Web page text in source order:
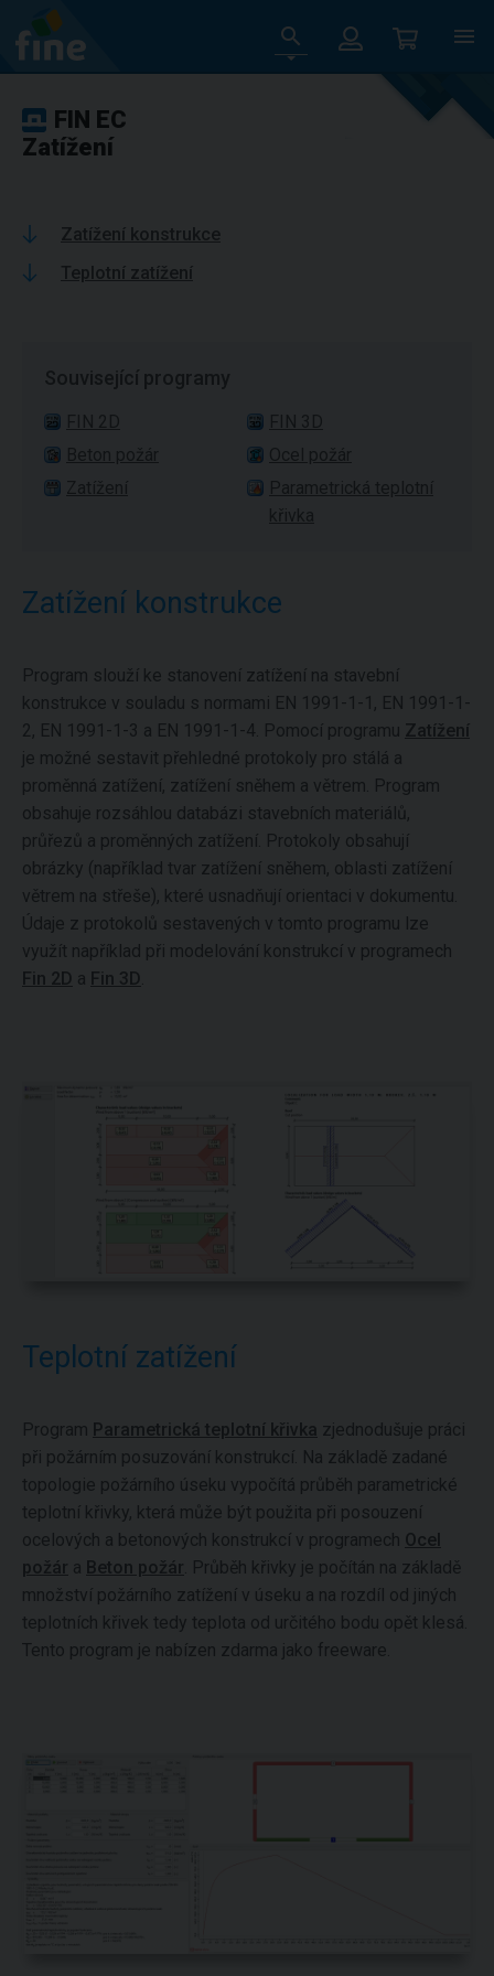
FIN EC
Zatížení
Zatížení konstrukce
Teplotní zatížení
Zatížení konstrukce
Program slouží ke stanovení zatížení na stavební
konstrukce v souladu s normami EN 1991-1-1, EN 1991-1-
2, EN 1991-1-3 a EN 1991-1-4. Pomocí programu Zatížení
je možné sestavit přehledné protokoly pro stálá a
proměnná zatížení, zatížení sněhem a větrem. Program
obsahuje rozsáhlou databázi stavebních materiálů,
průřezů a proměnných zatížení. Protokoly obsahují
obrázky (například tvar zatížení sněhem, oblasti zatížení
větrem na střeše), které usnadňují orientaci v dokumentu.
Údaje z protokolů sestavených v tomto programu lze
využít například při modelování konstrukcí v programech
Fin 2D a Fin 3D
Teplotní zatížení
Program Parametrická teplotní křivka zjednodušuje práci
při požárním posuzování konstrukcí. Na základě zadané
topologie požárního úseku vypočítá průběh parametrické
teplotní křivky, která může být použita při posouzení
ocelových a betonových konstrukcí v programech Ocel
požár a Beton požár . Průběh křivky je počítán na základě
množství požárního zatížení v úseku a na rozdíl od jiných
teplotních křivek tedy teplota od určitého bodu opět klesá.
Tento program je nabízen zdarma jako freeware.